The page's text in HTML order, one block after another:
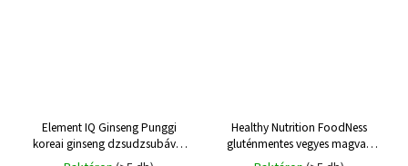
Element IQ Ginseng Punggi
koreai ginseng dzsudzsubával
100 x 3 g
Healthy Nutrition FoodNess
gluténmentes vegyes magvak
szelet 30g